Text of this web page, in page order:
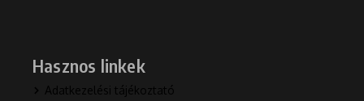
Hasznos linkek
Adatkezelési tájékoztató